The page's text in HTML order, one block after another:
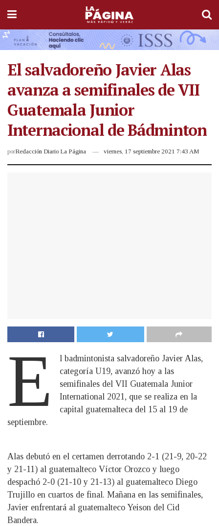
El salvadoreño Javier Alas
avanza a semifinales de VII
Guatemala Junior
Internacional de Bádminton
porRedacción Diario La Página viernes, 17 septiembre 2021 7:43 AM
E
l badmintonista salvadoreño Javier Alas,
categoría U19, avanzó hoy a las
semifinales del VII Guatemala Junior
International 2021, que se realiza en la
capital guatemalteca del 15 al 19 de
septiembre.
Alas debutó en el certamen derrotando 2-1 (21-9, 20-22
y 21-11) al guatemalteco Víctor Orozco y luego
despachó 2-0 (21-10 y 21-13) al guatemalteco Diego
Trujillo en cuartos de final. Mañana en las semifinales,
Javier enfrentará al guatemalteco Yeison del Cid
Bandera.